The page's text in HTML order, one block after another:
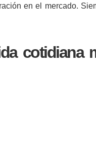
en el mercado.
cotidiana